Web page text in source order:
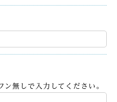
ン無しで入力してください。